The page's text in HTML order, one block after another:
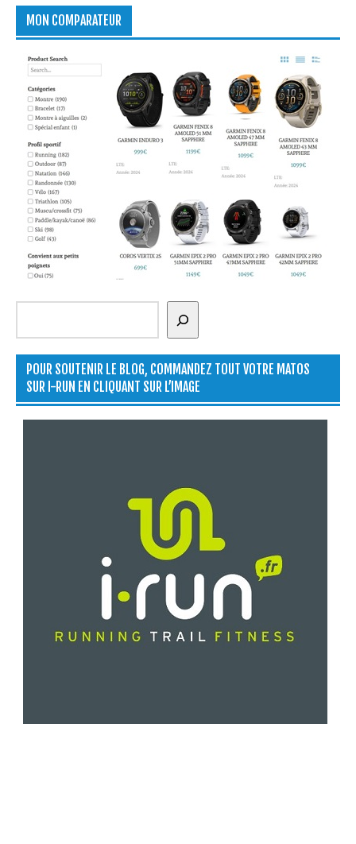
MON COMPARATEUR
Rechercher
POUR SOUTENIR LE BLOG, COMMANDEZ TOUT VOTRE MATOS
SUR I-RUN EN CLIQUANT SUR L’IMAGE